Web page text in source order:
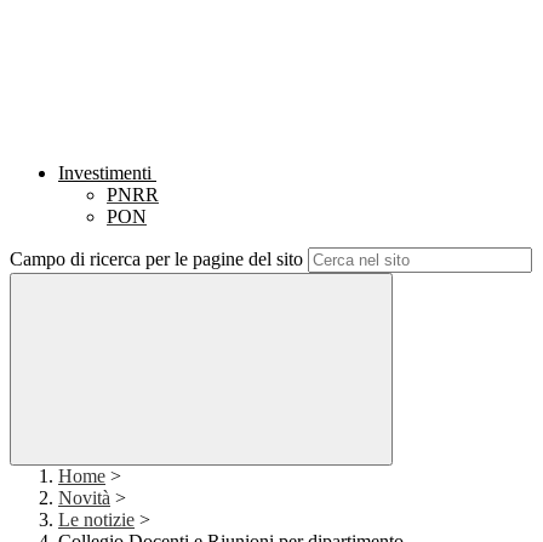
Investimenti
PNRR
PON
Campo di ricerca per le pagine del sito
Home >
Novità >
Le notizie >